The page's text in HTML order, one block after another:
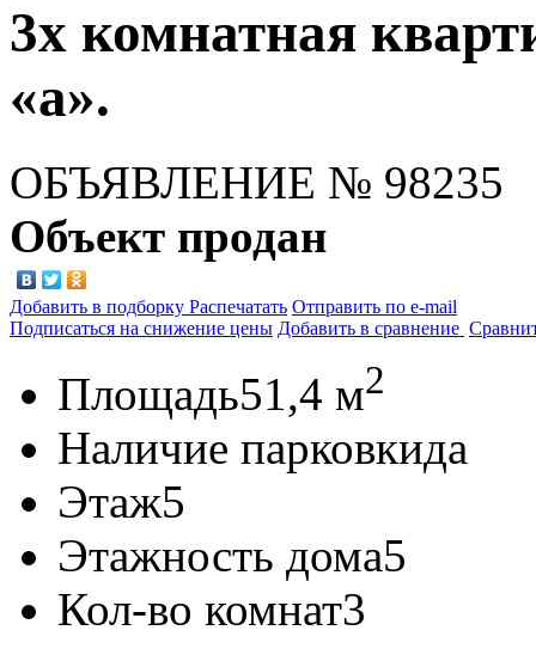
3х комнатная
«а».
ОБЪЯВЛЕНИЕ № 98235
Объект продан
Добавить в подборку Распечатать Отправить по e-mail
Подписаться на снижение цены Добавить в сравнение
Площадь51,4 м2
Наличие парковкида
Этаж5
Этажность дома5
Кол-во комнат3